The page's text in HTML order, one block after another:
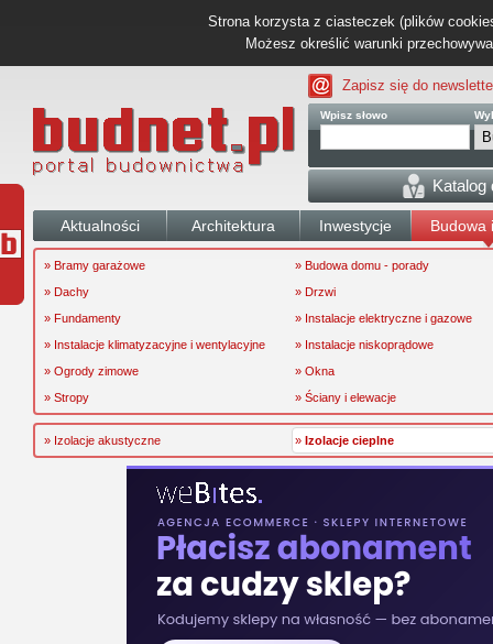
Strona korzysta z ciasteczek (plików
Możesz określić warunki
Zapisz się do
Wpisz słowo
Katalog
Aktualności Architektura Inwestycje Budowa
» Bramy garażowe
» Budowa domu - porady
» Dachy
» Drzwi
» Fundamenty
» Instalacje elektryczne i gazowe
» Instalacje klimatyzacyjne i wentylacyjne
» Instalacje niskoprądowe
» Ogrody zimowe
» Okna
» Stropy
» Ściany i elewacje
» Izolacje akustyczne » Izolacje cieplne